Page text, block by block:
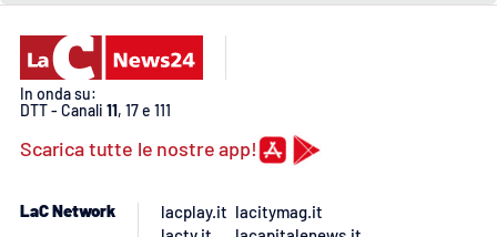
In onda su:
DTT - Canali 11, 17 e 111
Scarica tutte le nostre app!
LaC Network
lacplay.it lacitymag.it